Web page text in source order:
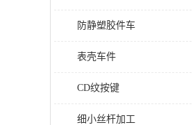
防静塑胶件车
表壳车件
CD纹按键
细小丝杆加工